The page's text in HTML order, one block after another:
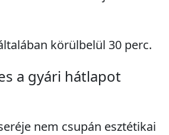
körülbelül 30 perc.
a gyári hátlapot
nem csupán esztétikai